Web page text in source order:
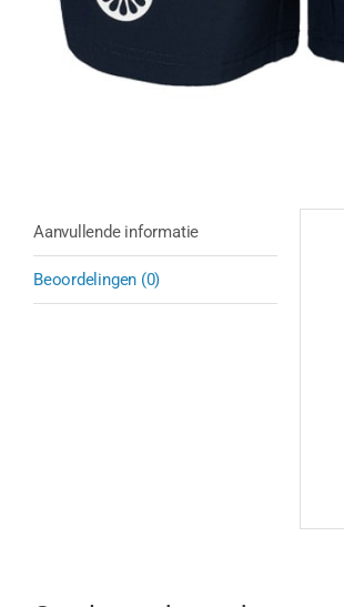
Aanvullende informatie
Beoordelingen (0)